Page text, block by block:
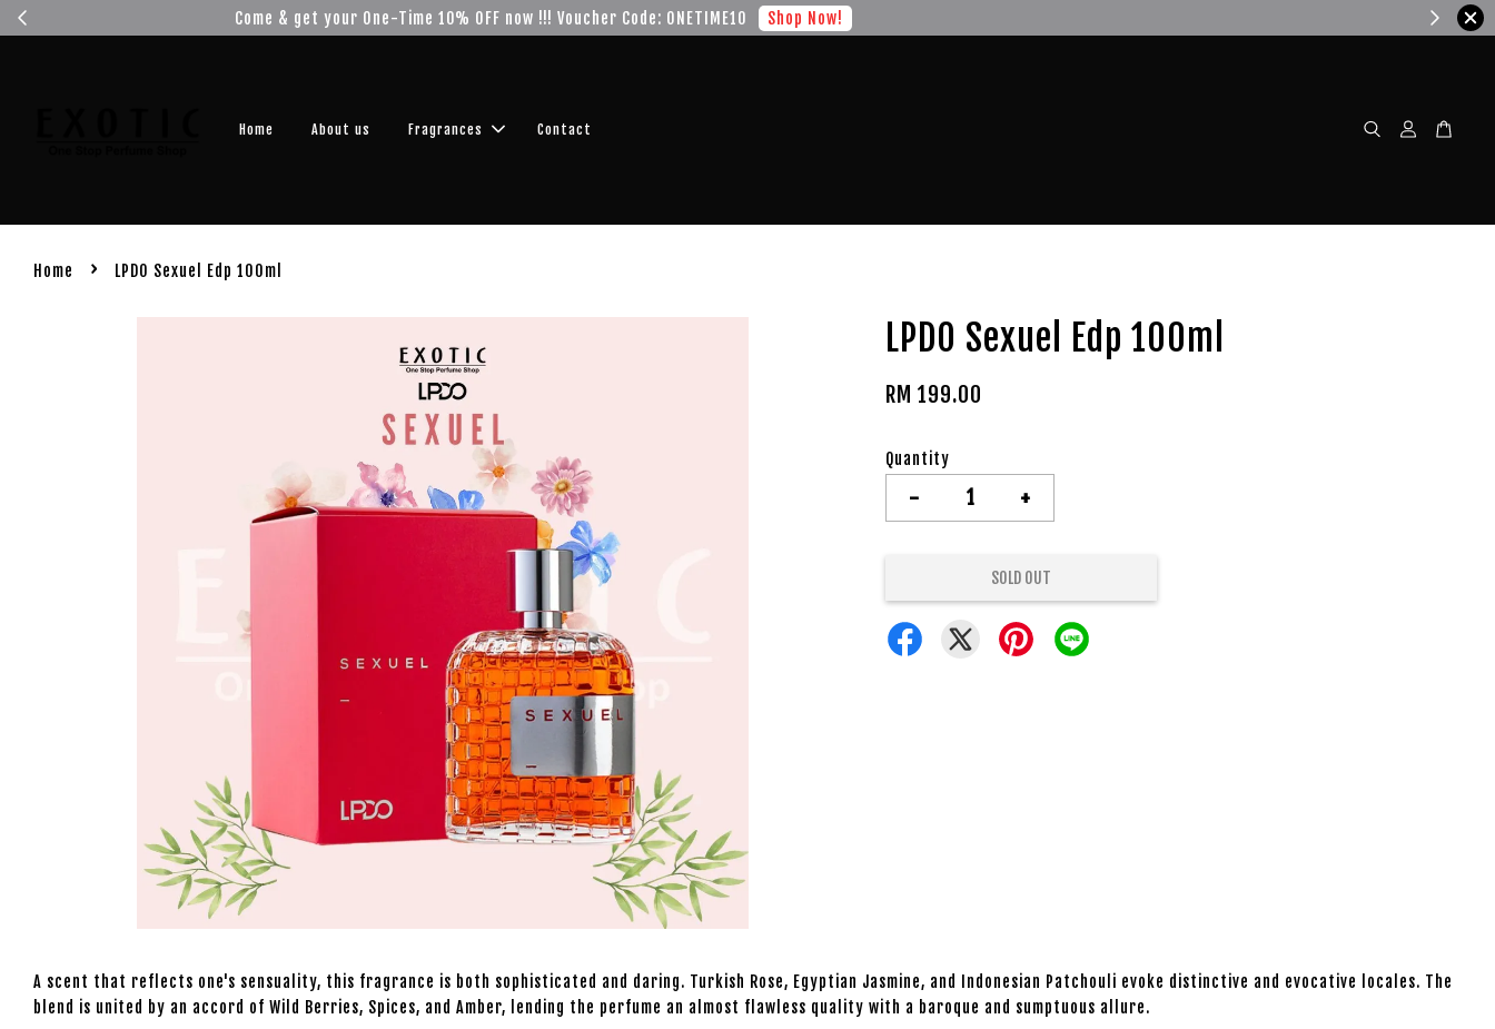
Get your FREE SHIPPING fragrance with minimum spend of RM100
Home About us Fragrances Contact
Home › LPDO Sexuel Edp 100ml
LPDO Sexuel Edp 100ml
RM 199.00
Quantity
- +
SOLD OUT
A scent that reflects one's sensuality, this fragrance is both sophisticated and daring. Turkish Rose, Egyptian Jasmine, and Indonesian Patchouli evoke distinctive and evocative locales. The
blend is united by an accord of Wild Berries, Spices, and Amber, lending the perfume an almost flawless quality with a baroque and sumptuous allure.